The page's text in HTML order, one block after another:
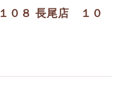
０８ 長尾店 １０